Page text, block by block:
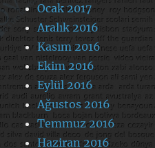
Ocak 2017
Aralık 2016
Kasım 2016
Ekim 2016
Eylül 2016
Ağustos 2016
Temmuz 2016
Haziran 2016